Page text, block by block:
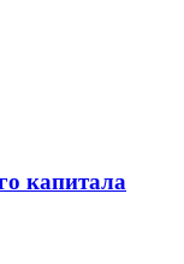
капитала